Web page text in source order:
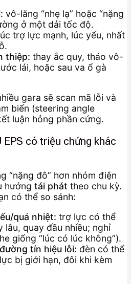
vô-lăng “nhẹ lạ” hoặc “nặng
ở một dải tốc độ.
trợ lực mạnh, lúc yếu, nhất
thiệp: thay ắc quy, tháo vô-
lái, hoặc sau va ổ gà
gara sẽ scan mã lỗi và
biến (steering angle
luận hỏng phần cứng.
có triệu chứng khác
“nặng đô” hơn nhóm điện
hướng tái phát theo chu kỳ.
có thể so sánh:
quá nhiệt: trợ lực có thể
lâu, quay đầu nhiều; nghỉ
giống “lúc có lúc không”).
tín hiệu lỗi: đèn có thể
bị giới hạn, đôi khi kèm